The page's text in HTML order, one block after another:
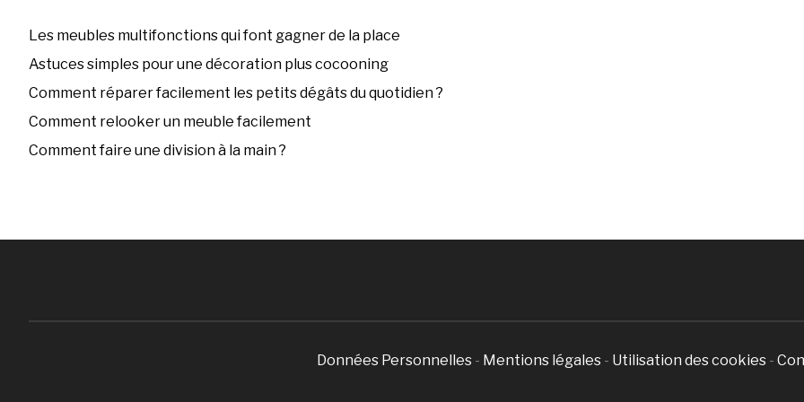
Les meubles multifonctions qui font gagner de la place
Astuces simples pour une décoration plus cocooning
Comment réparer facilement les petits dégâts du quotidien ?
Comment relooker un meuble facilement
Comment faire une division à la main ?
Données Personnelles - Mentions légales - Utilisation des cookies -